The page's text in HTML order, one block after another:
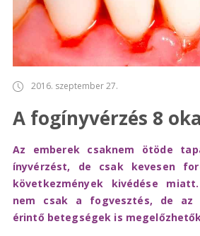
2016. szeptember 27.
A fogínyvérzés 8 oka
Az emberek csaknem ötöde
ínyvérzést, de csak kevesen
következmények kivédése
nem csak a fogvesztés, de az
érintő betegségek is